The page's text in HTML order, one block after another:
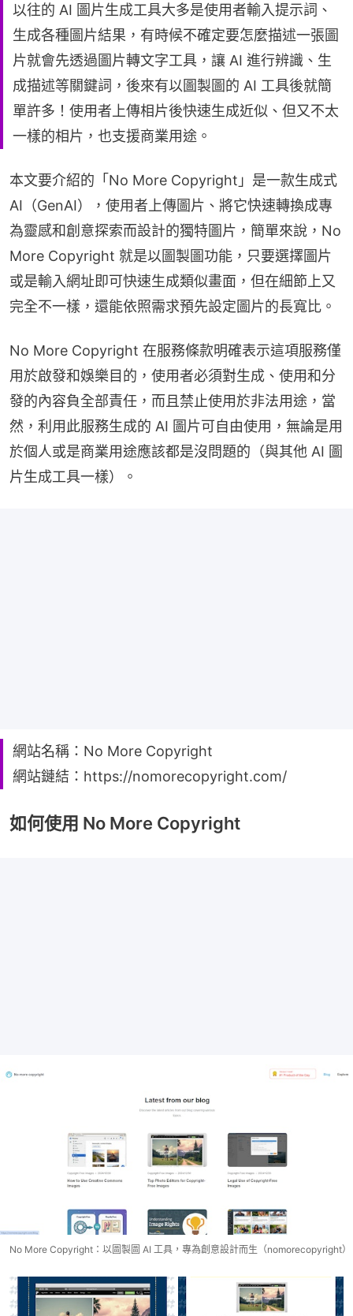
以往的 AI 圖片生成工具大多是使用者輸入提示詞、
生成各種圖片結果，有時候不確定要怎麼描述一張圖
片就會先透過圖片轉文字工具，讓 AI 進行辨識、生
成描述等關鍵詞，後來有以圖製圖的 AI 工具後就簡
單許多！使用者上傳相片後快速生成近似、但又不太
一樣的相片，也支援商業用途。
本文要介紹的「No More Copyright」是一款生成式
AI（GenAI），使用者上傳圖片、將它快速轉換成專
為靈感和創意探索而設計的獨特圖片，簡單來說，No
More Copyright 就是以圖製圖功能，只要選擇圖片
或是輸入網址即可快速生成類似畫面，但在細節上又
完全不一樣，還能依照需求預先設定圖片的長寬比。
No More Copyright 在服務條款明確表示這項服務僅
用於啟發和娛樂目的，使用者必須對生成、使用和分
發的內容負全部責任，而且禁止使用於非法用途，當
然，利用此服務生成的 AI 圖片可自由使用，無論是用
於個人或是商業用途應該都是沒問題的（與其他 AI 圖
片生成工具一樣）。
網站名稱：No More Copyright
網站鏈結：https://nomorecopyright.com/
如何使用 No More Copyright
No More Copyright：以圖製圖 AI 工具，專為創意設計而生（nomorecopyright）